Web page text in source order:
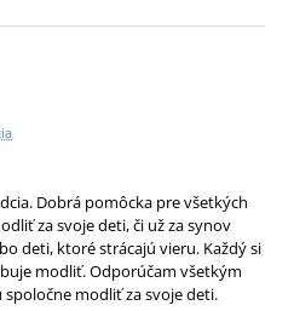
Dobrá pomôcka pre všetkých
za svoje deti, či už za synov
deti, ktoré strácajú vieru. Každý si
modliť. Odporúčam všetkým
modliť za svoje deti.